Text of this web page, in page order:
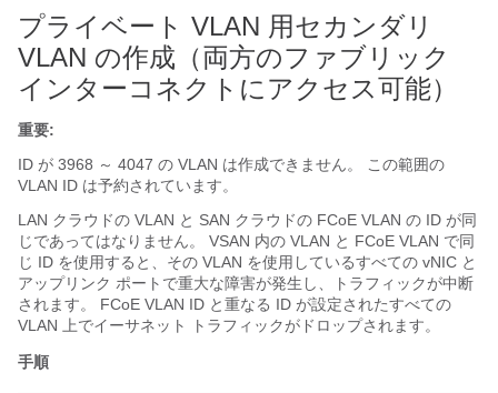
プライベート VLAN 用セカンダリ
VLAN の作成（両方のファブリック
インターコネクトにアクセス可能）
重要:
ID が 3968 ～ 4047 の VLAN は作成できません。 この範囲の
VLAN ID は予約されています。
LAN クラウドの VLAN と SAN クラウドの FCoE VLAN の ID が同
じであってはなりません。 VSAN 内の VLAN と FCoE VLAN で同
じ ID を使用すると、その VLAN を使用しているすべての vNIC と
アップリンク ポートで重大な障害が発生し、トラフィックが中断
されます。 FCoE VLAN ID と重なる ID が設定されたすべての
VLAN 上でイーサネット トラフィックがドロップされます。
手順